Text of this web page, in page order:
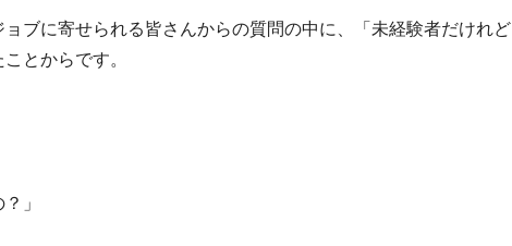
ブに寄せられる皆さんからの質問の中に、「未経験者だけれど
とからです。
」